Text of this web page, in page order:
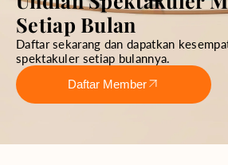
Setiap Bulan
Daftar sekarang dan dapatkan
spektakuler setiap bulannya.
Daftar Member